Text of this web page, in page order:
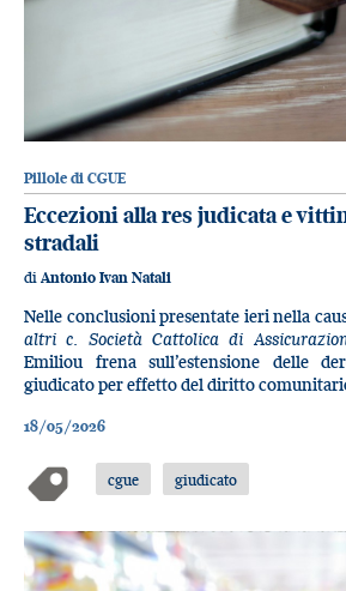
Pillole di CGUE
Eccezioni alla res judicata e
stradali
di Antonio Ivan Natali
Nelle conclusioni presentate ieri nella
altri c. Società Cattolica di
Emiliou frena sull’estensione delle
giudicato per effetto del diritto
18/05/2026
cgue giudicato